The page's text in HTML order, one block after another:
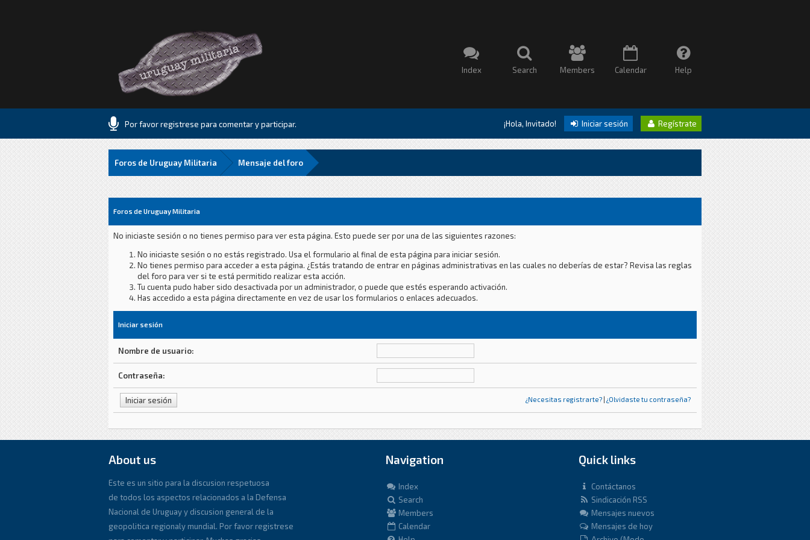
Index Search Members Calendar Help
Por favor registrese para comentar y participar. ¡Hola, Invitado! Iniciar sesión Regístrate
Foros de Uruguay Militaria Mensaje del foro
Foros de Uruguay Militaria
No iniciaste sesión o no tienes permiso para ver esta página. Esto puede ser por una de las siguientes razones:
No iniciaste sesión o no estás registrado. Usa el formulario al final de esta página para iniciar sesión.
No tienes permiso para acceder a esta página. ¿Estás tratando de entrar en páginas administrativas en las cuales no deberías de estar? Revisa las reglas
del foro para ver si te está permitido realizar esta acción.
Tu cuenta pudo haber sido desactivada por un administrador, o puede que estés esperando activación.
Has accedido a esta página directamente en vez de usar los formularios o enlaces adecuados.
Iniciar sesión
Nombre de usuario:
Contraseña:
¿Necesitas registrarte? | ¿Olvidaste tu contraseña?
About us
Este es un sitio para la discusion respetuosa
de todos los aspectos relacionados a la Defensa
Nacional de Uruguay y discusion general de la
geopolitica regionaly mundial. Por favor registrese
Navigation
Index
Search
Members
Calendar
Quick links
Contáctanos
Sindicación RSS
Mensajes nuevos
Mensajes de hoy